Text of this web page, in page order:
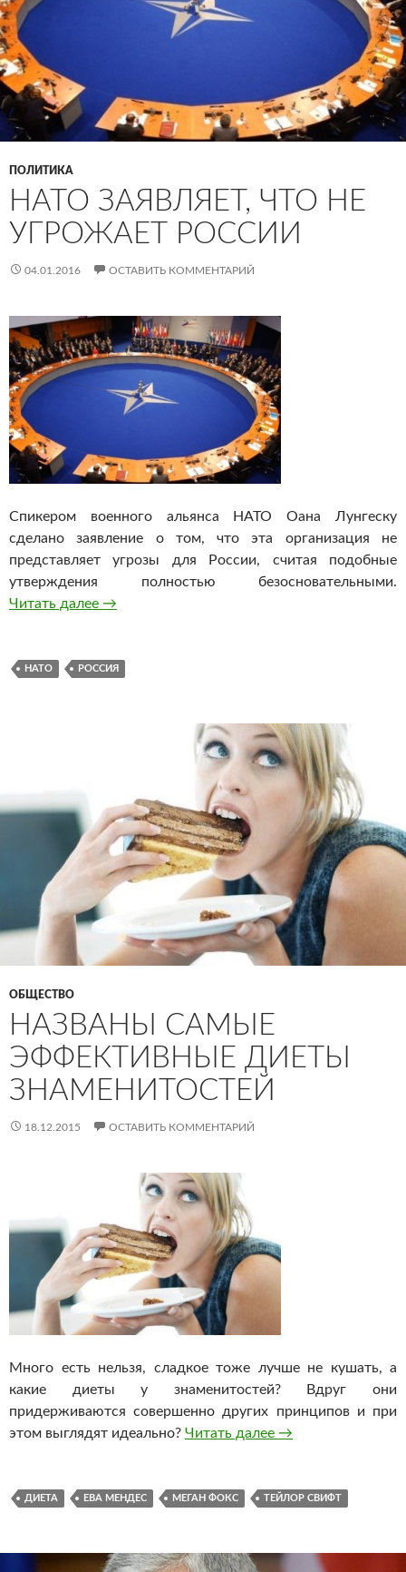
ПОЛИТИКА
НАТО ЗАЯВЛЯЕТ, ЧТО НЕ
УГРОЖАЕТ РОССИИ
04.01.2016 ОСТАВИТЬ КОММЕНТАРИЙ
Спикером военного альянса НАТО Оана Лунгеску
сделано заявление о том, что эта организация не
представляет угрозы для России, считая подобные
утверждения полностью безосновательными.
Читать далее НАТО заявляет, что не угрожает России
→
НАТО РОССИЯ
ОБЩЕСТВО
НАЗВАНЫ САМЫЕ
ЭФФЕКТИВНЫЕ ДИЕТЫ
ЗНАМЕНИТОСТЕЙ
18.12.2015 ОСТАВИТЬ КОММЕНТАРИЙ
Много есть нельзя, сладкое тоже лучше не кушать, а
какие диеты у знаменитостей? Вдруг они
придерживаются совершенно других принципов и при
этом выглядят идеально? Читать далее Названы самые
→
ДИЕТА ЕВА МЕНДЕС МЕГАН ФОКС ТЕЙЛОР СВИФТ